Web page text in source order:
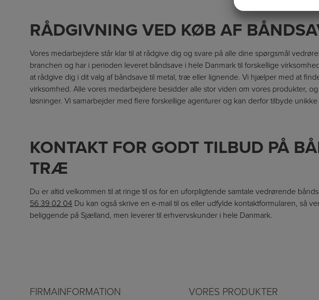
RÅDGIVNING VED KØB AF
Vores medarbejdere står klar til at rådgive dig og svare på alle dine spørgsmål
branchen og har i perioden leveret båndsave i hele Danmark til forskellige
at rådgive dig i dit valg af båndsave til metal, træ eller lignende. Vi hjælper med at
virksomhed. Alle vores medarbejdere besidder alle stor viden om vores produkter,
løsninger. Vi samarbejder med flere forskellige agenturer og kan derfor tilbyde
KONTAKT FOR GODT TILBUD PÅ
TRÆ
Du er altid velkommen til at ringe til os for en uforpligtende samtale vedrørende
56 39 02 04 Du kan også skrive en e-mail til os eller udfylde kontaktformularen, så
beliggende på Sjælland, men leverer til erhvervskunder i hele Danmark.
FIRMAINFORMATION VORES PRODUKTER